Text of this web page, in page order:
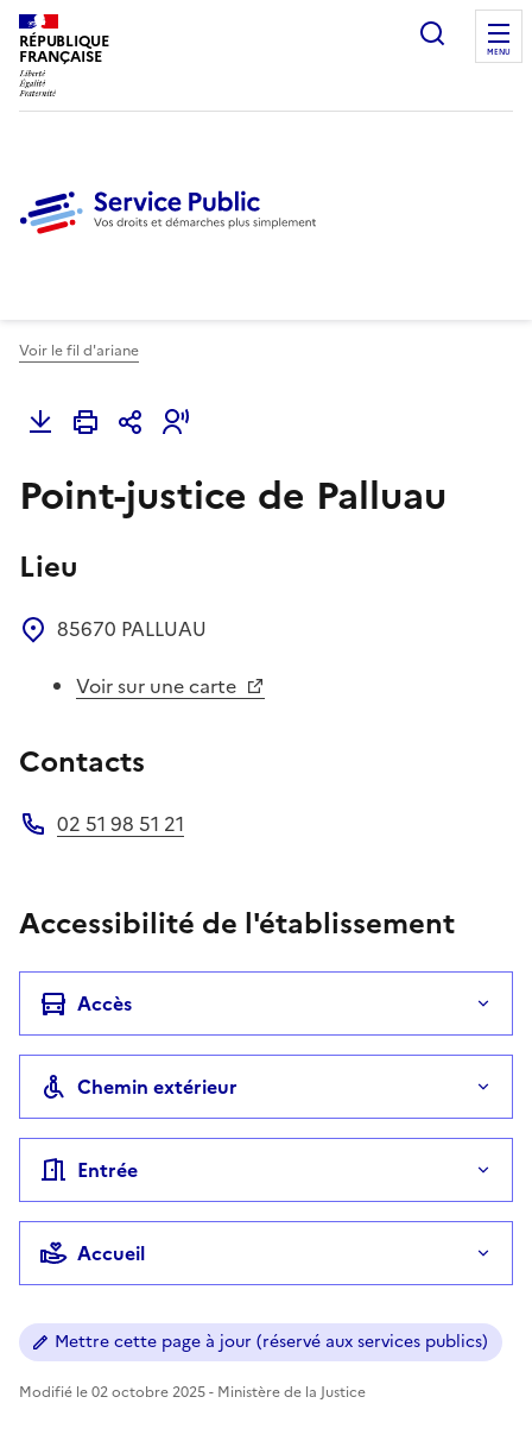
RÉPUBLIQUE
FRANÇAISE
Ouvrir
MENU
Voir le fil d'ariane
Point-justice de Palluau
Lieu
85670 PALLUAU
Voir sur une carte
Contacts
02 51 98 51 21
Accessibilité de l'établissement
Accès
Chemin extérieur
Entrée
Accueil
Mettre cette page à jour (réservé aux services publics)
Modifié le 02 octobre 2025 - Ministère de la Justice